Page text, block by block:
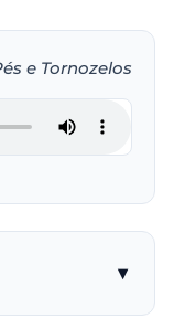
e Tornozelos
▾